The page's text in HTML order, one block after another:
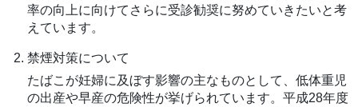
率の向上に向けてさらに受診勧奨に努めていきたいと考
えています。
禁煙対策について
たばこが妊婦に及ぼす影響の主なものとして、低体重児
の出産や早産の危険性が挙げられています。平成28年度